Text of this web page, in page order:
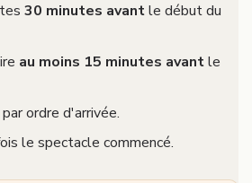
30 minutes avantle début du
au moins 15 minutes avantle
par ordre d'arrivée.
le spectacle commencé.